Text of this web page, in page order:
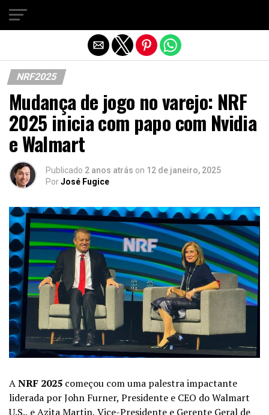
NRF2025
Mudança de jogo no varejo: NRF
2025 inicia com papo com Nvidia
e Walmart
Publicado 2 anos atrás on 12 de janeiro, 2025
PorJosé Fugice
ANRF 2025 começou com uma palestra impactante
liderada por John Furner, Presidente e CEO do Walmart
U.S., e Azita Martin, Vice-Presidente e Gerente Geral de